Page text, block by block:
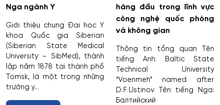
Du lịch
Du lịch nghỉ dưỡng và hoạt động giải trí
Dân tộc học
Dược
Nga ngành Y
Giới thiệu chung Đại học Y
khoa Quốc gia Siberian
(Siberian State Medical
University – SibMed), thành
lập năm 1878 tại thành phố
Tomsk, là một trong những
trường y...
hàng đầu trong lĩnh vực
công nghệ quốc phòng
và không gian
Thông tin tổng quan Tên
tiếng Anh: Baltic State
Technical University
“Voenmeh” named after
D. F. Ustinov Tên tiếng Nga:
Балтийский